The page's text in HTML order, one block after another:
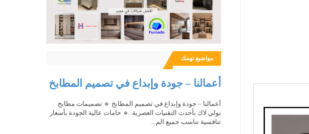
مواضيع تهمك
أعمالنا – جودة وإبداع في تصميم المطابخ
أعمالنا – جودة وإبداع في تصميم المطابخ 🔹 تصميمات مطابخ
بولي لاك بأحدث التقنيات العصرية. 🔹 خامات عالية الجودة بأسعار
تنافسية تناسب جميع الم...